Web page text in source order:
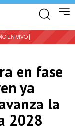
EN VIVO |
en fase
ya
la
2028